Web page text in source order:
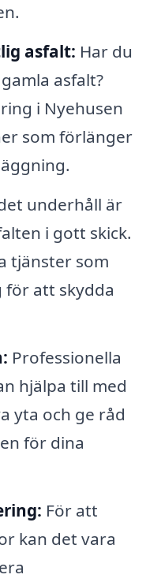
asfalt: Har du
asfalt?
i Nyehusen
som förlänger
underhåll är
i gott skick.
tjänster som
att skydda
Professionella
hjälpa till med
yta och ge råd
för dina
För att
kan det vara